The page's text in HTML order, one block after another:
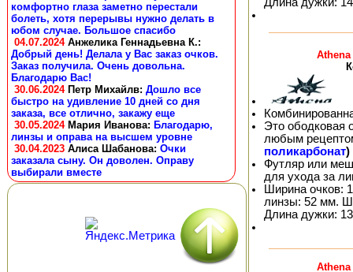
комфортно глаза заметно перестали
болеть, хотя перерывы нужно делать в
юбом случае. Большое спасибо
04.07.2024 Анжелика Геннадьевна К.:
Добрый день! Делала у Вас заказ очков.
Заказ получила. Очень довольна.
Благодарю Вас!
30.06.2024 Петр Михайлв: Дошло все
быстро на удивление 10 дней со дня
заказа, все отлично, закажу еще
30.05.2024 Мария Иванова: Благодарю,
линзы и оправа на высшем уровне
30.04.2023 Алиса Шабанова: Очки
заказала сыну. Он доволен. Оправу
выбирали вместе
Это ободковая
любым
поликарбонат)
Футляр или
для ухода за
Ширина очков:
линзы: 52 мм.
Длина дужки: